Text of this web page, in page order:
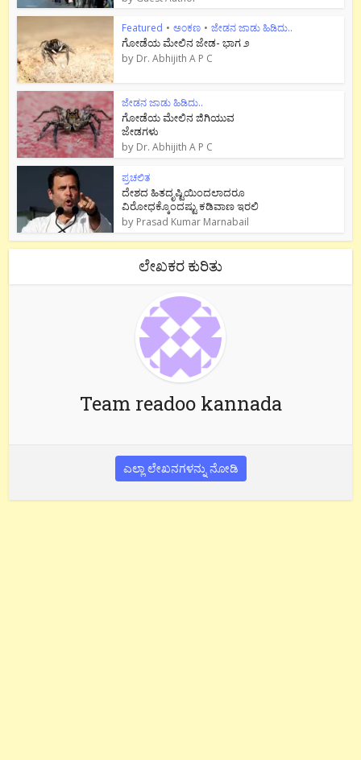
Featured • ಅಂಕಣ • ಜೇಡನ ಜಾಡು ಹಿಡಿದು..
ಗೋಡೆಯ ಮೇಲಿನ ಜೇಡ- ಭಾಗ ೨
by Dr. Abhijith A P C
ಜೇಡನ ಜಾಡು ಹಿಡಿದು..
ಗೋಡೆಯ ಮೇಲಿನ ಜಿಗಿಯುವ
ಜೇಡಗಳು
by Dr. Abhijith A P C
ಪ್ರಚಲಿತ
ದೇಶದ ಹಿತದೃಷ್ಟಿಯಿಂದಲಾದರೂ
ವಿರೋಧಕ್ಕೊಂದಷ್ಟು ಕಡಿವಾಣ ಇರಲಿ
by Prasad Kumar Marnabail
ಲೇಖಕರ ಕುರಿತು
Team readoo kannada
ಎಲ್ಲಾ ಲೇಖನಗಳನ್ನು ನೋಡಿ